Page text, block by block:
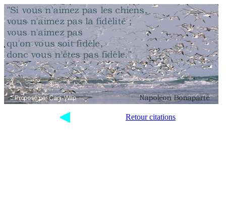
Retour citations